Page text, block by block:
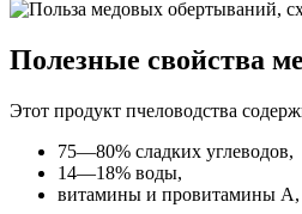
Полезные свойства
Этот продукт пчеловодства
75—80% сладких углеводов,
14—18% воды,
витамины и провитамины А,